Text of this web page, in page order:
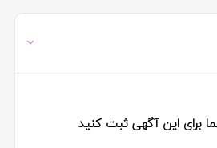
برای این آگهی ثبت کنید